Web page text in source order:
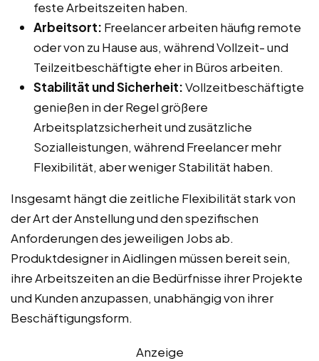
feste Arbeitszeiten haben.
Arbeitsort: Freelancer arbeiten häufig remote
oder von zu Hause aus, während Vollzeit- und
Teilzeitbeschäftigte eher in Büros arbeiten.
Stabilität und Sicherheit:Vollzeitbeschäftigte
genießen in der Regel größere
Arbeitsplatzsicherheit und zusätzliche
Sozialleistungen, während Freelancer mehr
Flexibilität, aber weniger Stabilität haben.
Insgesamt hängt die zeitliche Flexibilität stark von
der Art der Anstellung und den spezifischen
Anforderungen des jeweiligen Jobs ab.
Produktdesigner in Aidlingen müssen bereit sein,
ihre Arbeitszeiten an die Bedürfnisse ihrer Projekte
und Kunden anzupassen, unabhängig von ihrer
Beschäftigungsform.
Anzeige